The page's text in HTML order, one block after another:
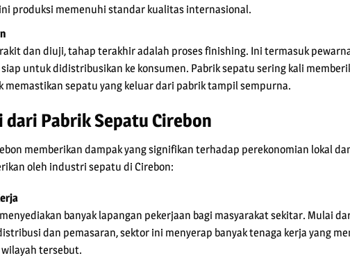
produksi memenuhi standar kualitas internasional.
dan diuji, tahap terakhir adalah proses finishing. Ini termasuk
untuk didistribusikan ke konsumen. Pabrik sepatu sering kali
memastikan sepatu yang keluar dari pabrik tampil sempurna.
dari Pabrik Sepatu Cirebon
memberikan dampak yang signifikan terhadap perekonomian lokal
oleh industri sepatu di Cirebon:
banyak lapangan pekerjaan bagi masyarakat sekitar. Mulai
dan pemasaran, sektor ini menyerap banyak tenaga kerja yang
tersebut.